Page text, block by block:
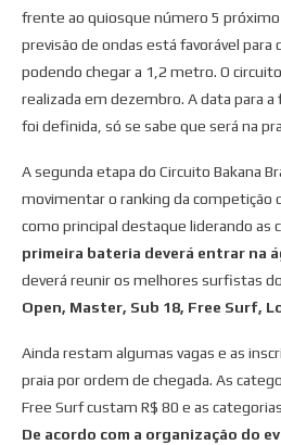
frente ao quiosque número 5 próximo
previsão de ondas está favorável para
podendo chegar a 1,2 metro. O
realizada em dezembro. A data para a
foi definida, só se sabe que será na
A segunda etapa do Circuito Bakana
movimentar o ranking da competição
como principal destaque liderando as
primeira bateria deverá entrar na
deverá reunir os melhores surfistas
Open, Master, Sub 18, Free Surf,
Ainda restam algumas vagas e as
praia por ordem de chegada. As
Free Surf custam R$ 80 e as
De acordo com a organização do